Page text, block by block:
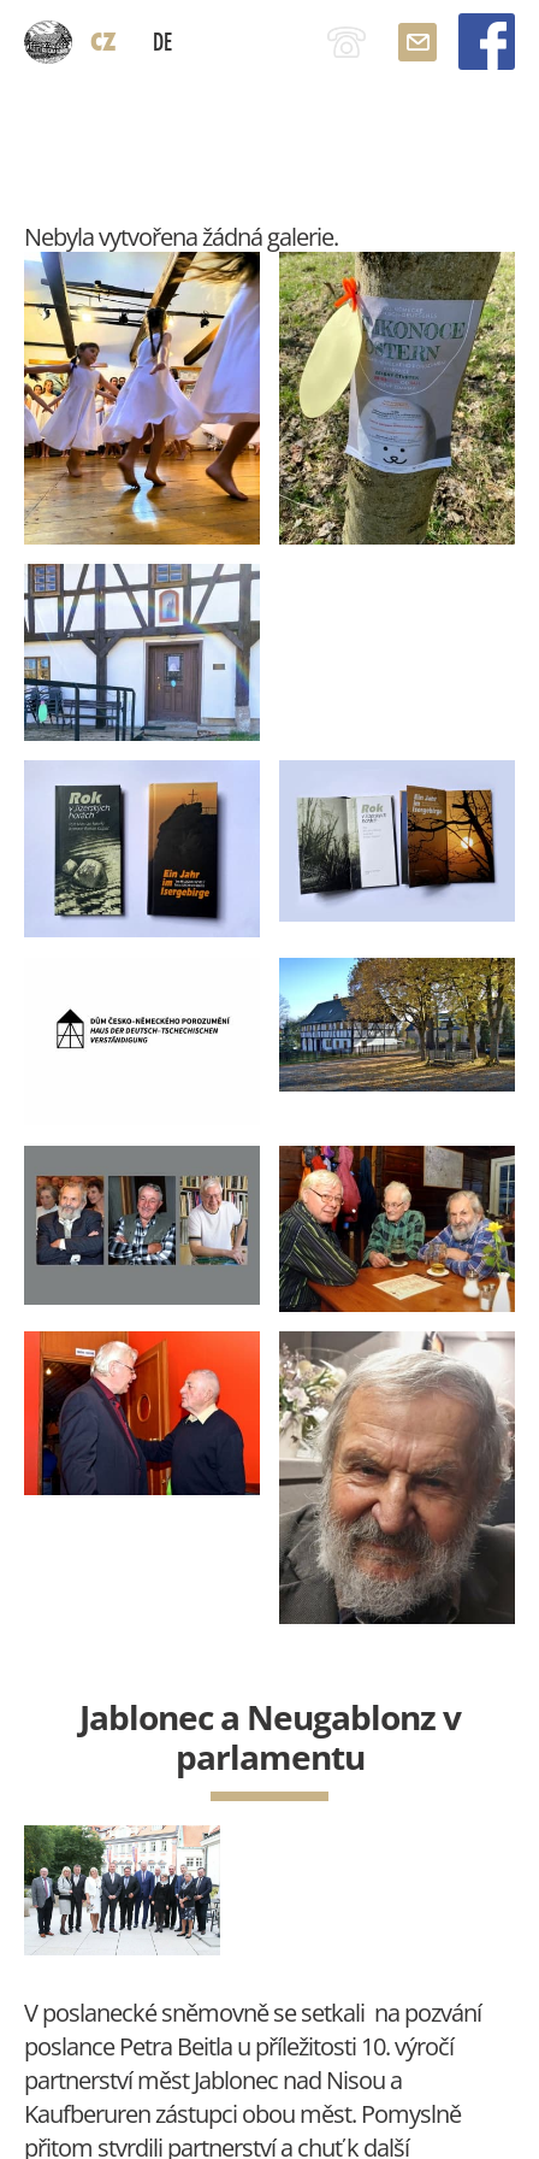
CZ DE
Nebyla vytvořena žádná galerie.
Jablonec a Neugablonz v
parlamentu
V poslanecké sněmovně se setkali na pozvání
poslance Petra Beitla u příležitosti 10. výročí
partnerství měst Jablonec nad Nisou a
Kaufberuren zástupci obou měst. Pomyslně
přitom stvrdili partnerství a chuť k další